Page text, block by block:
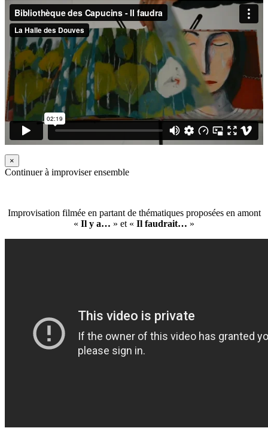
×
Continuer à improviser ensemble
Improvisation filmée en partant de thématiques proposées en amont
« Il y a… » et « Il faudrait… »